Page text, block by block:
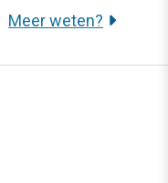
Meer weten?